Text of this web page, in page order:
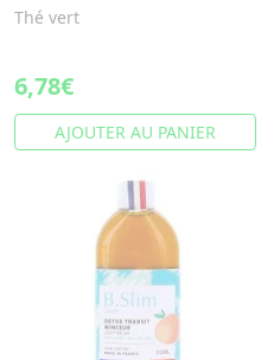
Thé vert
6,78€
AJOUTER AU PANIER